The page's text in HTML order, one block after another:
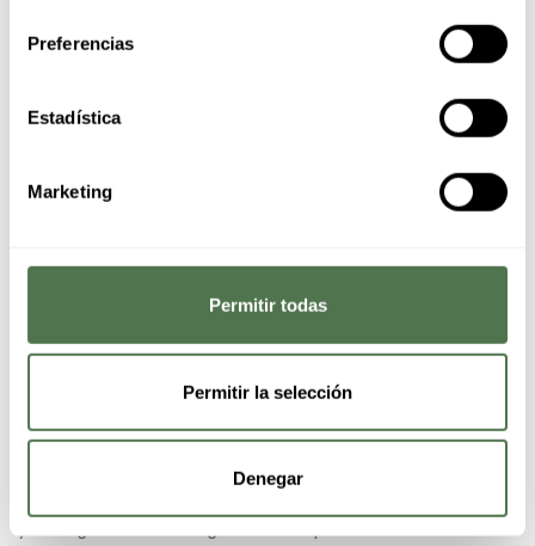
Preferencias
Estadística
Marketing
Permitir todas
Permitir la selección
Denegar
eléctrico para edificios y
comerciales en distintas zonas de España, adaptándose a
¿Cuándo es recomendable
solicitar una revisión eléctrica
antes del invierno?
Lo más recomendable es realizar una revisión eléctrica